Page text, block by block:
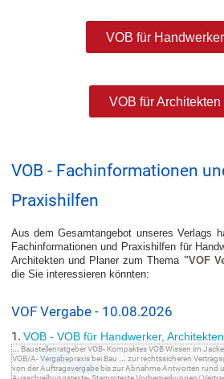
VOB für
VOB für
VOB - Fachinformationen
Praxishilfen
Aus dem Gesamtangebot unseres Verlags
Fachinformationen und Praxishilfen für
Architekten und Planer zum Thema "VOF
die Sie interessieren könnten:
VOF Vergabe - 10.08.2026
1. VOB - VOB für Handwerker,
... Baustellenratgeber VOB- Kompaktes VOB Wissen im
VOB/A-Vergabepraxis bei Bau ... zur rechtssicheren
von der Auftragsvergabebis zur Abnahme Antworten rund